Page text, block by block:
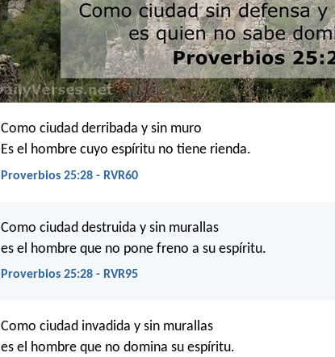
Como ciudad derribada y sin muro
Es el hombre cuyo espíritu no tiene rienda.
Proverbios 25:28 - RVR60
Como ciudad destruida y sin murallas
es el hombre que no pone freno a su espíritu.
Proverbios 25:28 - RVR95
Como ciudad invadida y sin murallas
es el hombre que no domina su espíritu.